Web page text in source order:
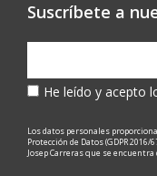
Suscríbete a
He leído y acepto
Los datos personales
Protección de Datos (GDPR
Josep Carreras que se